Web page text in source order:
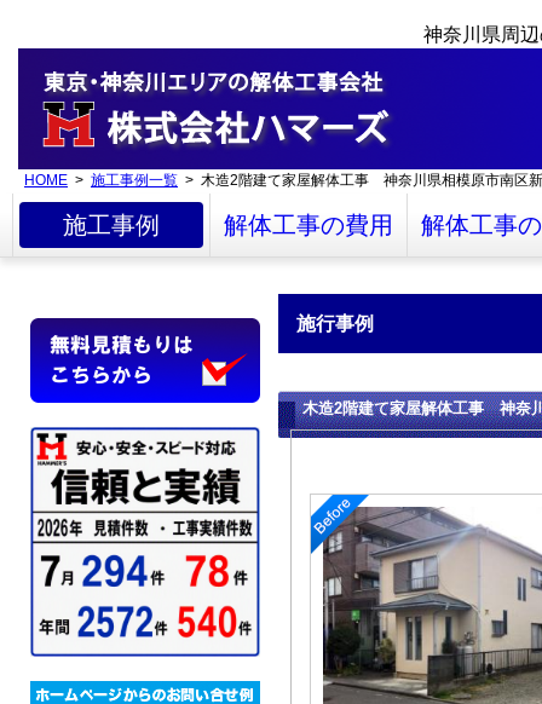
神奈川県周
HOME > 施工事例一覧 > 木造2階建て家屋解体工事 神奈川県相模原市南区
施工事例 解体工事の費用 解体工事
施行事例
木造2階建て家屋解体工事 神奈